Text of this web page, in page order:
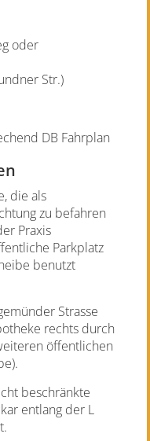
oder
Str.)
DB Fahrplan
die als
zu befahren
Praxis
Parkplatz
benutzt
Strasse
rechts durch
öffentlichen
beschränkte
entlang der L